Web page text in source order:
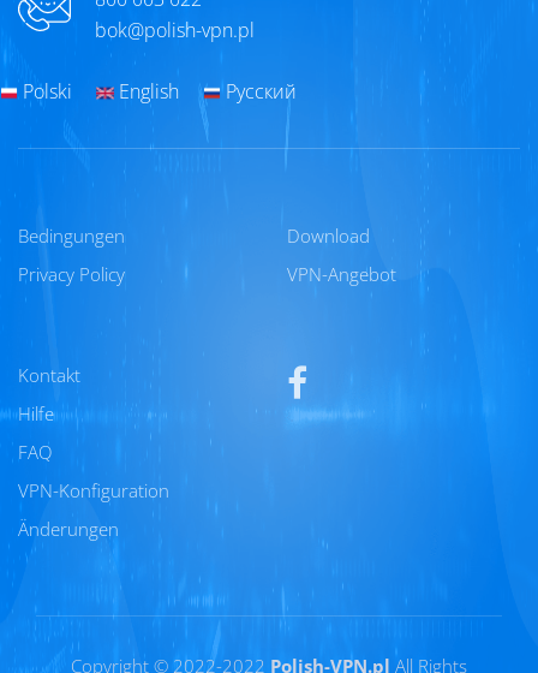
bok@polish-vpn.pl
Polski English Русский
Bedingungen
Privacy Policy
Download
VPN-Angebot
Kontakt
Hilfe
FAQ
VPN-Konfiguration
Änderungen
Copyright © 2022-2022 Polish-VPN.pl All Rights